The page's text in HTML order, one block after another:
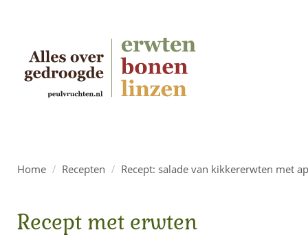
Home / Recepten / Recept: salade van kikkererwten met
Recept met erwten